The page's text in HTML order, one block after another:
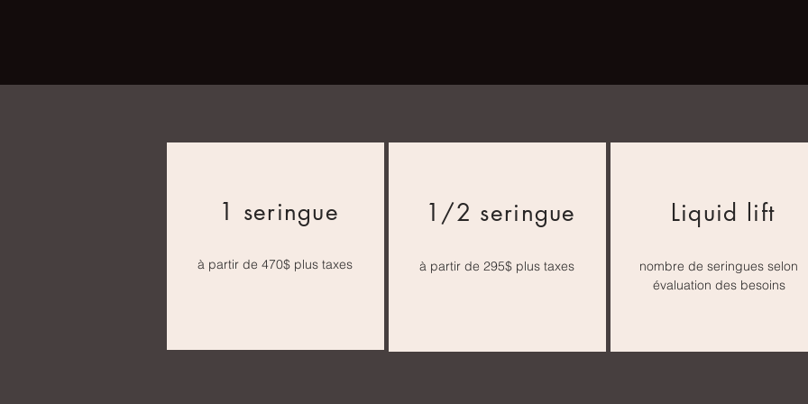
1 seringue
à partir de 470$ plus taxes
1/2 seringue
à partir de 295$ plus taxes
Liquid lift
nombre de seringues selon
évaluation des besoins